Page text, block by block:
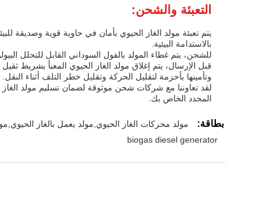
التعبئة والشحن:
يتم تعبئة مولد الغاز الحيوي بأمان في حاوية قوية وصديقة
بالاستدامة البيئية.
للشحن، يتم غطاء المولد بالفول السوداني القابل للتحلل
قبل الإرسال، يتم إغلاق مولد الغاز الحيوي المعبأ بشريط
وتأمينها بأحزمة لتقليل الحركة وتقليل خطر التلف أثناء النقل.
لقد تعاوننا مع شركات شحن موثوقة لضمان تسليم مولد
المحدد الخاص بك.
بطاقة: مولد محركات الغاز الحيوي,مولد يعمل بالغاز
biogas diesel generator